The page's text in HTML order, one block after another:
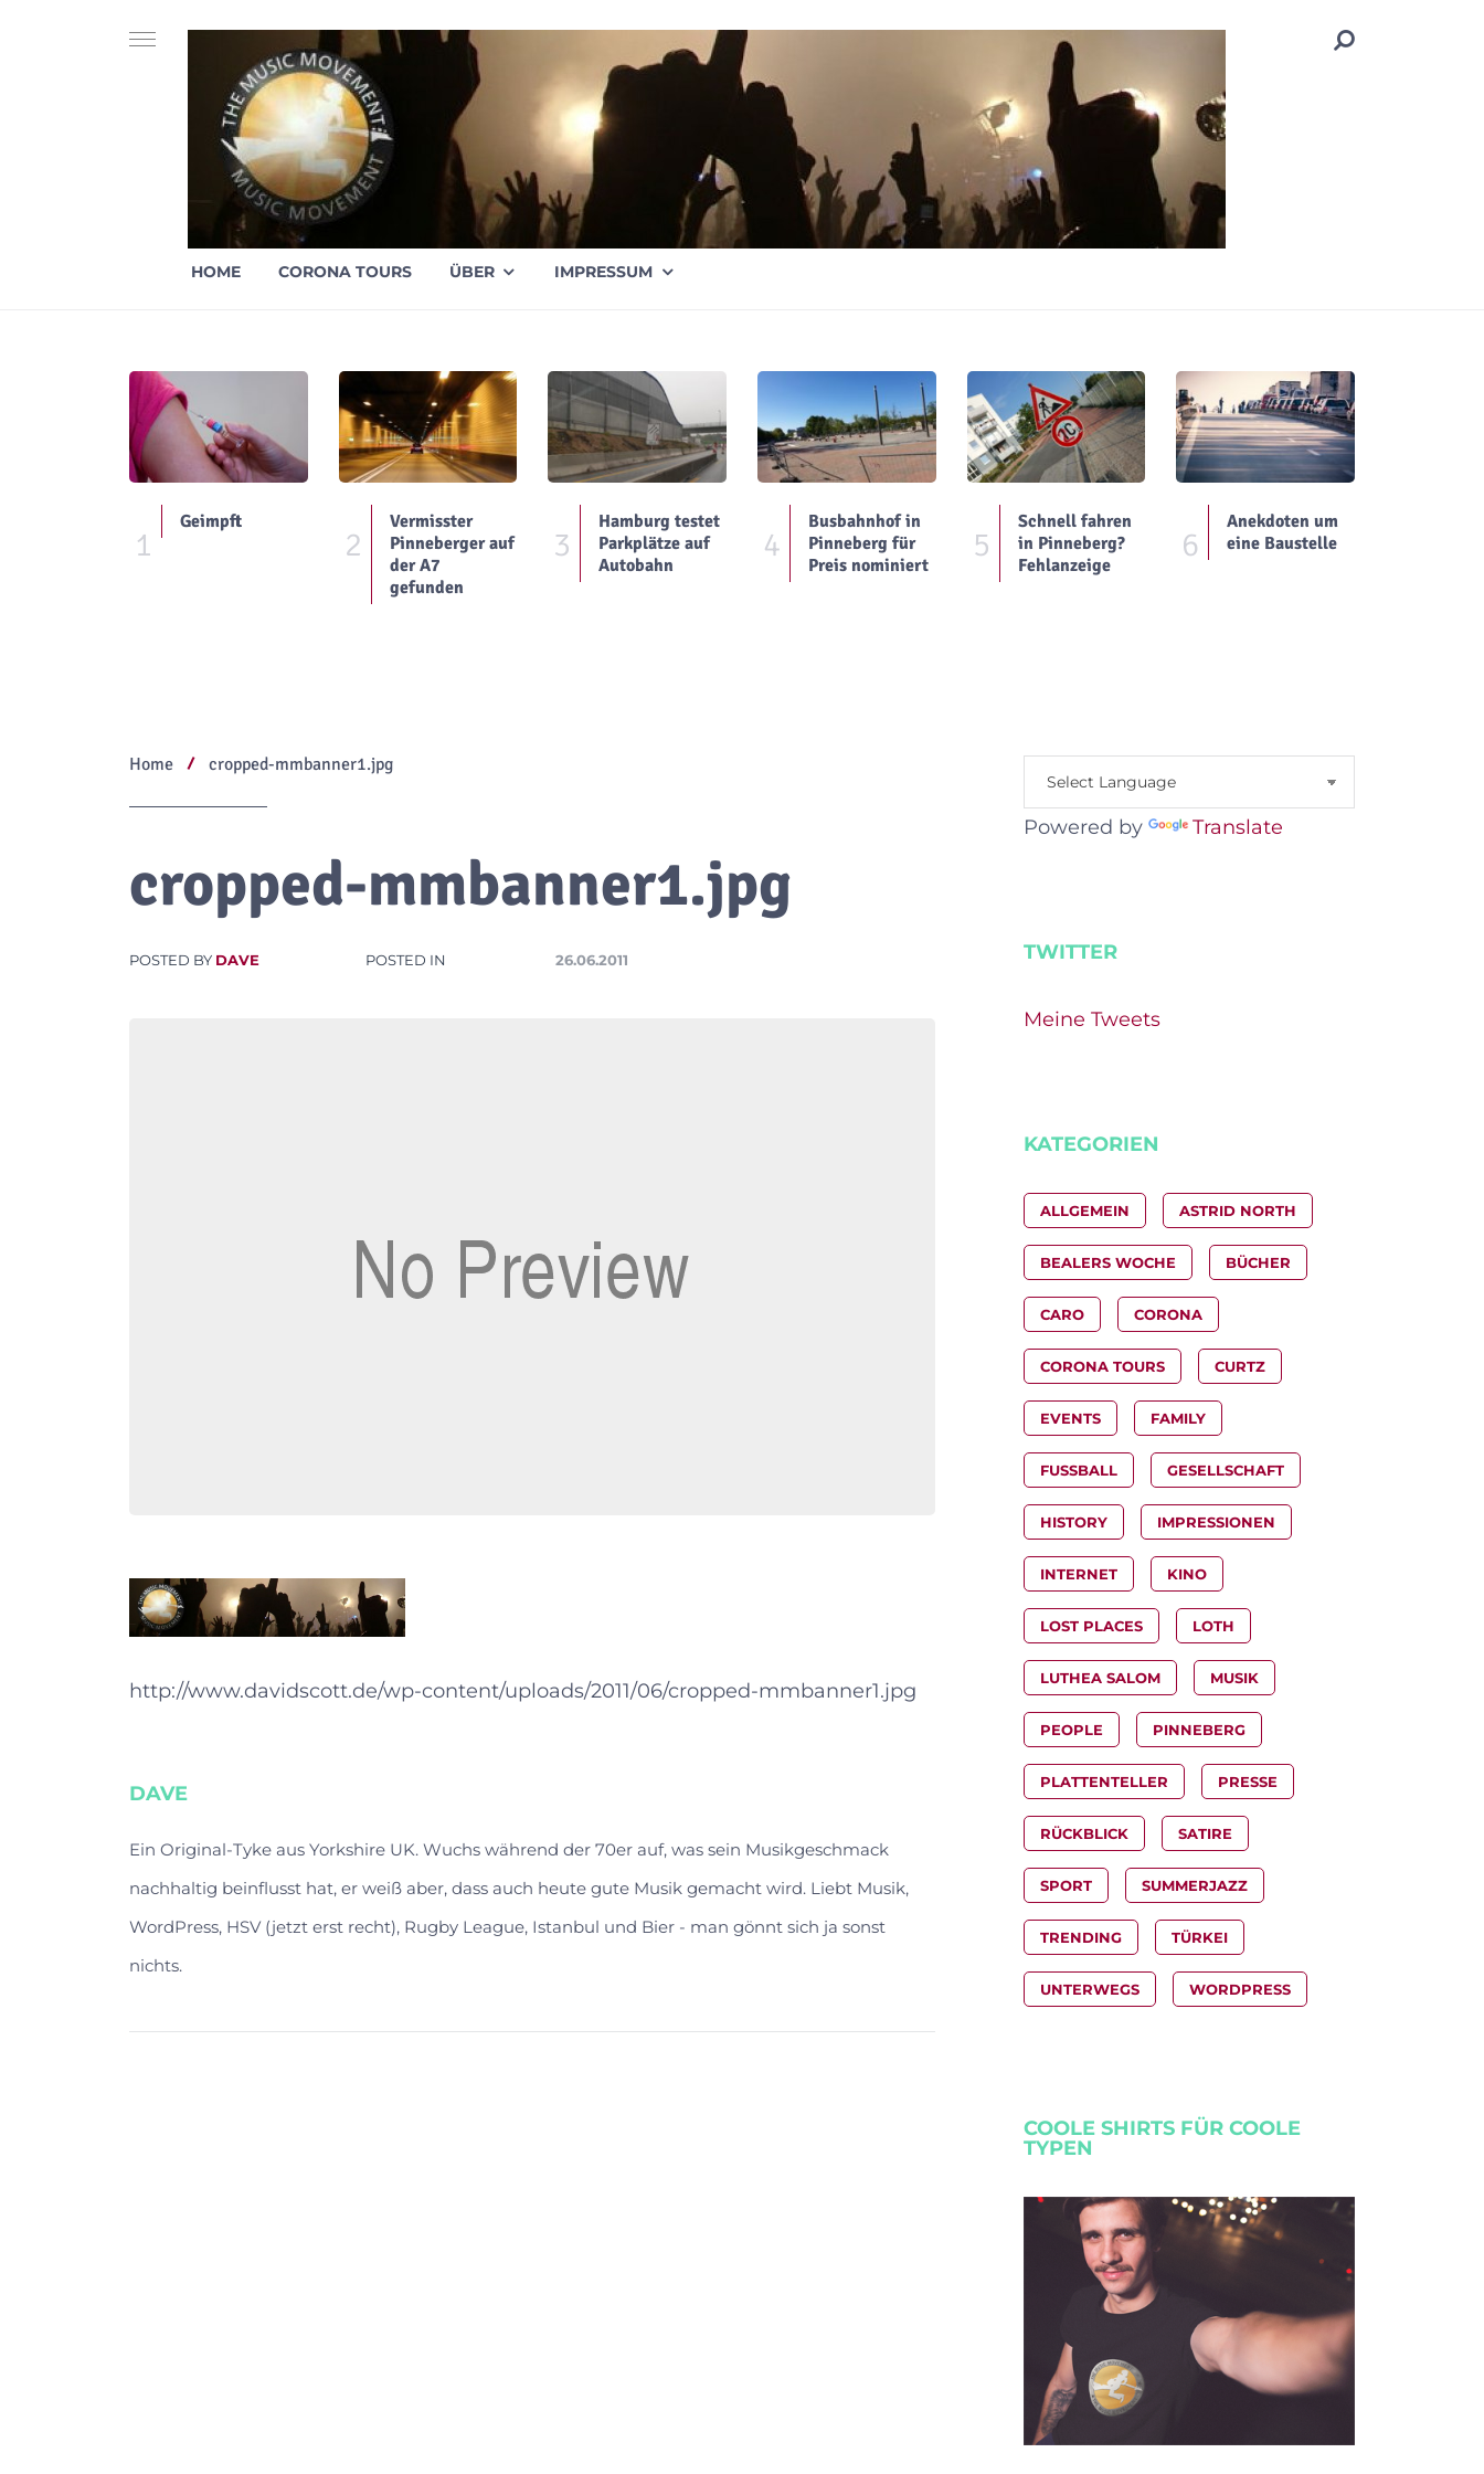
HOME CORONA TOURS ÜBER IMPRESSUM
1
Geimpft
2
Vermisster
Pinneberger auf
der A7
gefunden
3
Hamburg testet
Parkplätze auf
Autobahn
4
Busbahnhof in
Pinneberg für
Preis nominiert
5
Schnell fahren
in Pinneberg?
Fehlanzeige
6
Anekdoten um
eine Baustelle
Home cropped-mmbanner1.jpg
cropped-mmbanner1.jpg
POSTED BY DAVE POSTED IN 26.06.2011
http://www.davidscott.de/wp-content/uploads/2011/06/cropped-mmbanner1.jpg
DAVE
Ein Original-Tyke aus Yorkshire UK. Wuchs während der 70er auf, was sein Musikgeschmack
nachhaltig beinflusst hat, er weiß aber, dass auch heute gute Musik gemacht wird. Liebt Musik,
WordPress, HSV (jetzt erst recht), Rugby League, Istanbul und Bier - man gönnt sich ja sonst
nichts.
Powered by Translate
TWITTER
Meine Tweets
KATEGORIEN
ALLGEMEIN ASTRID NORTH
BEALERS WOCHE BÜCHER
CARO CORONA
CORONA TOURS CURTZ
EVENTS FAMILY
FUSSBALL GESELLSCHAFT
HISTORY IMPRESSIONEN
INTERNET KINO
LOST PLACES LOTH
LUTHEA SALOM MUSIK
PEOPLE PINNEBERG
PLATTENTELLER PRESSE
RÜCKBLICK SATIRE
SPORT SUMMERJAZZ
TRENDING TÜRKEI
UNTERWEGS WORDPRESS
COOLE SHIRTS FÜR COOLE
TYPEN